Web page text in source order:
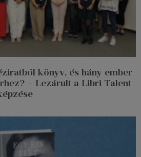
könyv, és hány ember
– Lezárult a Libri Talent